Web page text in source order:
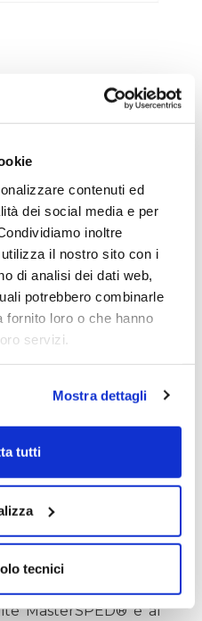
contenuti ed
dei social media e per
inoltre
il nostro sito con i
di analisi dei dati web,
potrebbero combinarle
fornito loro o che hanno
servizi.
Mostra dettagli
tutti
tecnici
2023 il gruppo ha
della produzione
del 27% rispetto ai
2022. Per la
nei primi nove mesi
produzione si è
euro, in crescita del
periodo dell’anno
ha comunicato
in NEXT FREIGHT
– si legge nel
- “cambia pelle”
e i freight
sancendo la fine del
sul mercato della
MasterSPED® e al